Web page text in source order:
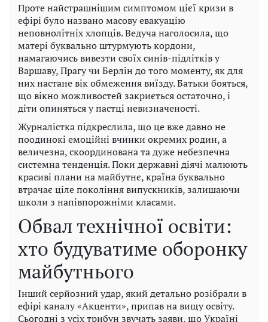
Проте найстрашнішим симптомом цієї кризи в
ефірі було названо масову евакуацію
неповнолітніх хлопців. Ведуча наголосила, що
матері буквально штурмують кордони,
намагаючись вивезти своїх синів-підлітків у
Варшаву, Прагу чи Берлін до того моменту, як для
них настане вік обмеження виїзду. Батьки бояться,
що вікно можливостей закриється остаточно, і
діти опиняться у пастці невизначеності.
Журналістка підкреслила, що це вже давно не
поодинокі емоційні вчинки окремих родин, а
величезна, скоординована та дуже небезпечна
системна тенденція. Поки державні діячі малюють
красиві плани на майбутнє, країна буквально
втрачає ціле покоління випускників, залишаючи
школи з напівпорожніми класами.
Обвал технічної освіти:
хто будуватиме оборонку
майбутнього
Інший серйозний удар, який детально розібрали в
ефірі каналу «Акценти», припав на вищу освіту.
Сьогодні з усіх трибун звучать заяви, що Україні